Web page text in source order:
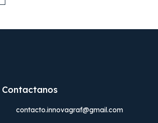
Contactanos
contacto.innovagraf@gmail.com